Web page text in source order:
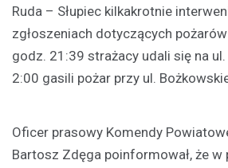
Ruda – Słupiec kilkakrotnie
zgłoszeniach dotyczących
godz. 21:39 strażacy udali się na ul.
2:00 gasili pożar przy ul.
Oficer prasowy Komendy
Bartosz Zdęga poinformował, że